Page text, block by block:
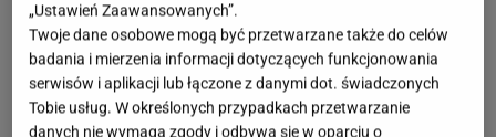
„Ustawień Zaawansowanych”.
Twoje dane osobowe mogą być przetwarzane także do celów
badania i mierzenia informacji dotyczących funkcjonowania
serwisów i aplikacji lub łączone z danymi dot. świadczonych
Tobie usług. W określonych przypadkach przetwarzanie
danych nie wymaga zgody i odbywa się w oparciu o